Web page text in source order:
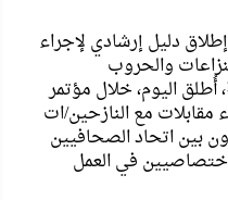
دليل إرشادي لإجراء
والحروب
أُطلق اليوم، خلال مؤتمر
مقابلات مع النازحين/ات
بين اتحاد الصحافيين
في العمل